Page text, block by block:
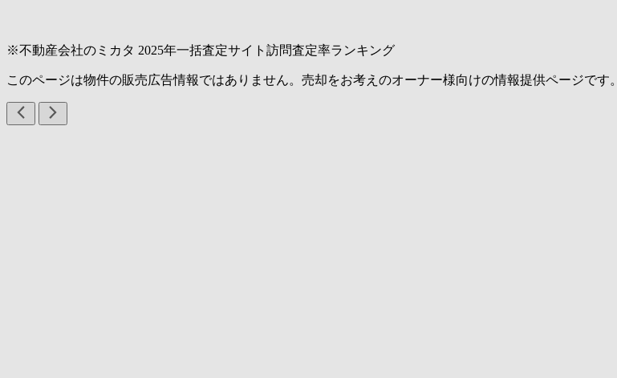
※不動産会社のミカタ 2025年一括査定サイト訪問査定率ランキング
このページは物件の販売広告情報ではありません。売却をお考えのオーナー様向けの情報提供ページです。